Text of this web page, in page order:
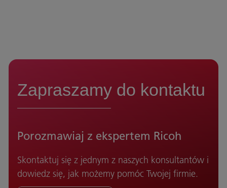
Zapraszamy do kontaktu
Porozmawiaj z ekspertem Ricoh
Skontaktuj się z jednym z naszych konsultantów i
dowiedz się, jak możemy pomóc Twojej firmie.